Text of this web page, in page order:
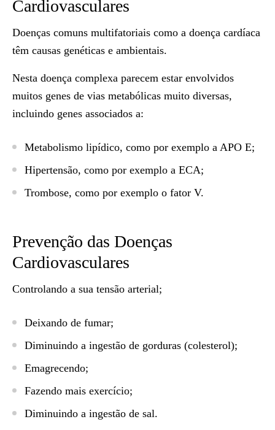
Cardiovasculares
Doenças comuns multifatoriais como a doença cardíaca
têm causas genéticas e ambientais.
Nesta doença complexa parecem estar envolvidos
muitos genes de vias metabólicas muito diversas,
incluindo genes associados a:
Metabolismo lipídico, como por exemplo a APO E;
Hipertensão, como por exemplo a ECA;
Trombose, como por exemplo o fator V.
Prevenção das Doenças
Cardiovasculares
Controlando a sua tensão arterial;
Deixando de fumar;
Diminuindo a ingestão de gorduras (colesterol);
Emagrecendo;
Fazendo mais exercício;
Diminuindo a ingestão de sal.